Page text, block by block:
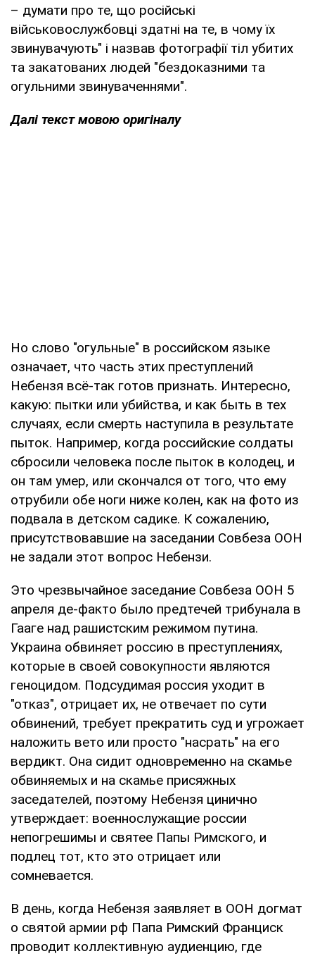
– думати про те, що російські
військовослужбовці здатні на те, в чому їх
звинувачують" і назвав фотографії тіл убитих
та закатованих людей "бездоказними та
огульними звинуваченнями".
Далі текст мовою оригіналу
Но слово "огульные" в российском языке
означает, что часть этих преступлений
Небензя всё-так готов признать. Интересно,
какую: пытки или убийства, и как быть в тех
случаях, если смерть наступила в результате
пыток. Например, когда российские солдаты
сбросили человека после пыток в колодец, и
он там умер, или скончался от того, что ему
отрубили обе ноги ниже колен, как на фото из
подвала в детском садике. К сожалению,
присутствовавшие на заседании Совбеза ООН
не задали этот вопрос Небензи.
Это чрезвычайное заседание Совбеза ООН 5
апреля де-факто было предтечей трибунала в
Гааге над рашистским режимом путина.
Украина обвиняет россию в преступлениях,
которые в своей совокупности являются
геноцидом. Подсудимая россия уходит в
"отказ", отрицает их, не отвечает по сути
обвинений, требует прекратить суд и угрожает
наложить вето или просто "насрать" на его
вердикт. Она сидит одновременно на скамье
обвиняемых и на скамье присяжных
заседателей, поэтому Небензя цинично
утверждает: военнослужащие россии
непогрешимы и святее Папы Римского, и
подлец тот, кто это отрицает или
сомневается.
В день, когда Небензя заявляет в ООН догмат
о святой армии рф Папа Римский Франциск
проводит коллективную аудиенцию, где